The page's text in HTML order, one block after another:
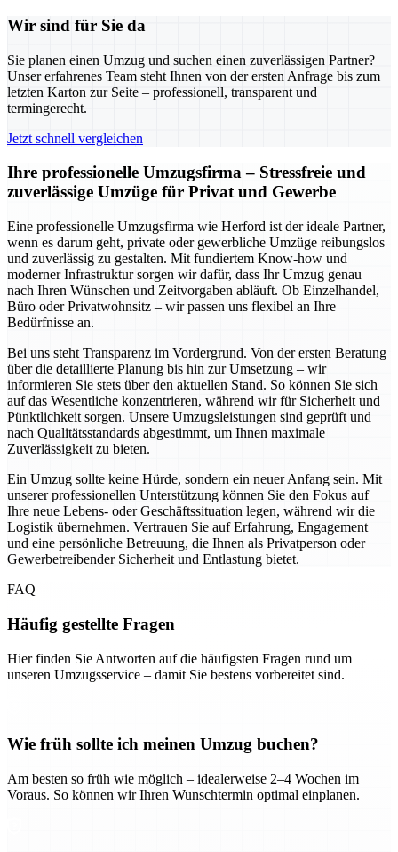
Wir sind für Sie da
Sie planen einen Umzug und suchen einen zuverlässigen Partner?
Unser erfahrenes Team steht Ihnen von der ersten Anfrage bis zum
letzten Karton zur Seite – professionell, transparent und
termingerecht.
Jetzt schnell vergleichen
Ihre professionelle Umzugsfirma – Stressfreie und
zuverlässige Umzüge für Privat und Gewerbe
Eine professionelle Umzugsfirma wie Herford ist der ideale Partner,
wenn es darum geht, private oder gewerbliche Umzüge reibungslos
und zuverlässig zu gestalten. Mit fundiertem Know-how und
moderner Infrastruktur sorgen wir dafür, dass Ihr Umzug genau
nach Ihren Wünschen und Zeitvorgaben abläuft. Ob Einzelhandel,
Büro oder Privatwohnsitz – wir passen uns flexibel an Ihre
Bedürfnisse an.
Bei uns steht Transparenz im Vordergrund. Von der ersten Beratung
über die detaillierte Planung bis hin zur Umsetzung – wir
informieren Sie stets über den aktuellen Stand. So können Sie sich
auf das Wesentliche konzentrieren, während wir für Sicherheit und
Pünktlichkeit sorgen. Unsere Umzugsleistungen sind geprüft und
nach Qualitätsstandards abgestimmt, um Ihnen maximale
Zuverlässigkeit zu bieten.
Ein Umzug sollte keine Hürde, sondern ein neuer Anfang sein. Mit
unserer professionellen Unterstützung können Sie den Fokus auf
Ihre neue Lebens- oder Geschäftssituation legen, während wir die
Logistik übernehmen. Vertrauen Sie auf Erfahrung, Engagement
und eine persönliche Betreuung, die Ihnen als Privatperson oder
Gewerbetreibender Sicherheit und Entlastung bietet.
FAQ
Häufig gestellte Fragen
Hier finden Sie Antworten auf die häufigsten Fragen rund um
unseren Umzugsservice – damit Sie bestens vorbereitet sind.
Wie früh sollte ich meinen Umzug buchen?
Am besten so früh wie möglich – idealerweise 2–4 Wochen im
Voraus. So können wir Ihren Wunschtermin optimal einplanen.